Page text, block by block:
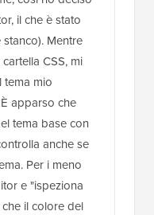
il che è stato
Mentre
CSS, mi
mio
apparso che
tema base con
anche se
Per i meno
e "ispeziona
il colore del